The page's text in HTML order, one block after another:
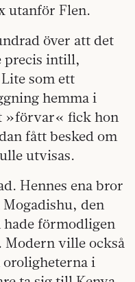
utanför Flen.
över att det
precis intill,
som ett
hemma i
»förvar« fick hon
fått besked om
utvisas.
Hennes ena bror
den
förmodligen
Modern ville också
i